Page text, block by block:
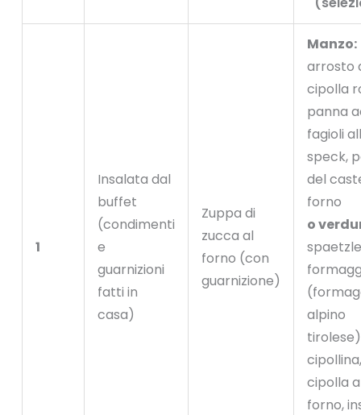
1
Insalata dal
buffet
(condimenti
e
guarnizioni
fatti in
casa)
Zuppa di
zucca al
forno (con
guarnizione)
Manzo:
arrosto
cipolla
panna
fagioli
speck,
del
forno
o
alpino
cipollina,
cipolla
forno,